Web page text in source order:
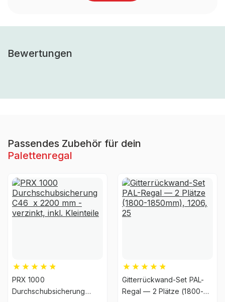
Beständigkeit
Außenbereich geeignet
Handwerk & Werkstatt,
Industrie & Fertigung,
Montageart schraubbar
Bewertungen
Passendes Zubehör für dein
Palettenregal
PRX 1000
Durchschubsicherung
Gitterrückwand-Set PAL-
Regal — 2 Plätze (1800-